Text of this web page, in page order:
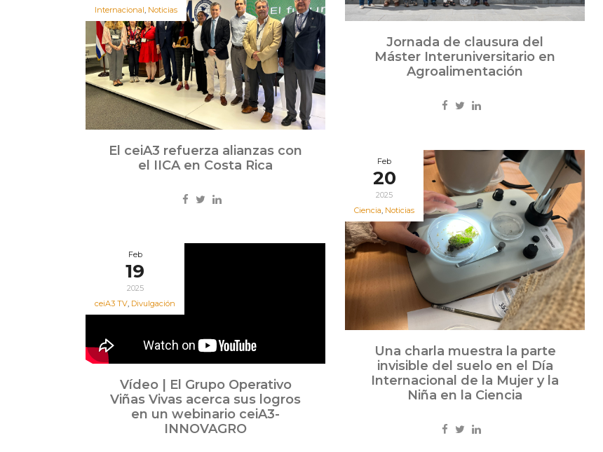
Jornada de clausura del
Máster Interuniversitario en
Agroalimentación
Internacional, Noticias
El ceiA3 refuerza alianzas con
el IICA en Costa Rica
Feb
20
2025
Ciencia, Noticias
Una charla muestra la parte
invisible del suelo en el Día
Internacional de la Mujer y la
Niña en la Ciencia
Feb
19
2025
ceiA3 TV, Divulgación
Vídeo | El Grupo Operativo
Viñas Vivas acerca sus logros
en un webinario ceiA3-
INNOVAGRO